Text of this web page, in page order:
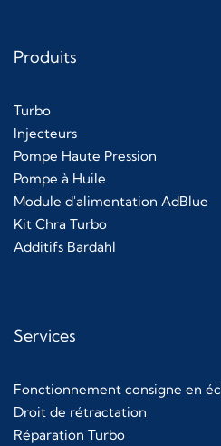
Produits
Turbo
Injecteurs
Pompe Haute Pression
Pompe à Huile
Module d'alimentation AdBlue
Kit Chra Turbo
Additifs Bardahl
Services
Fonctionnement consigne en
Droit de rétractation
Réparation Turbo